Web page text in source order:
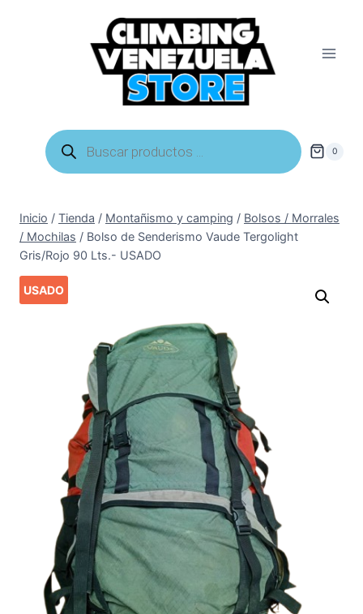
Búsqueda
de
productos
0
Inicio / Tienda / Montañismo y camping / Bolsos / Morrales
/ Mochilas / Bolso de Senderismo Vaude Tergolight
Gris/Rojo 90 Lts.- USADO
USADO